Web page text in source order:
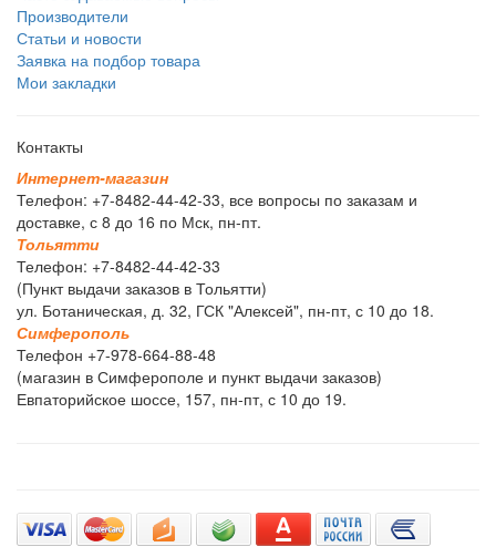
Производители
Статьи и новости
Заявка на подбор товара
Мои закладки
Контакты
Интернет-магазин
Телефон: +7-8482-44-42-33, все вопросы по заказам и
доставке, с 8 до 16 по Мск, пн-пт.
Тольятти
Телефон: +7-8482-44-42-33
(Пункт выдачи заказов в Тольятти)
ул. Ботаническая, д. 32, ГСК "Алексей", пн-пт, с 10 до 18.
Симферополь
Телефон +7-978-664-88-48
(магазин в Симферополе и пункт выдачи заказов)
Евпаторийское шоссе, 157, пн-пт, с 10 до 19.